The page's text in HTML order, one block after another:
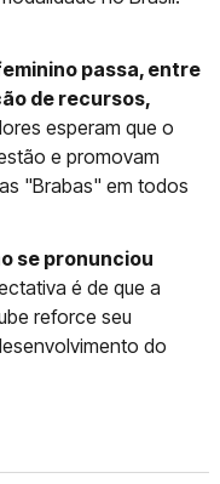
passa, entre
de recursos,
esperam que o
e promovam
"Brabas" em todos
se pronunciou
é de que a
reforce seu
do